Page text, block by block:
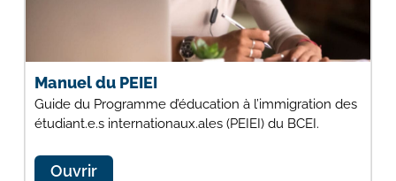
Manuel du PEIEI
Guide du Programme d’éducation à l’immigration des
étudiant.e.s internationaux.ales (PEIEI) du BCEI.
Ouvrir